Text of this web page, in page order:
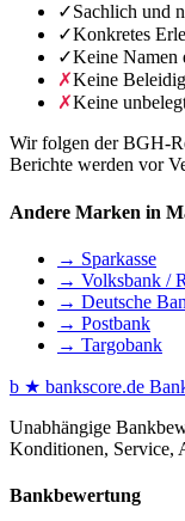
✓Sachlich und
✓Konkretes
✓Keine Namen
✗Keine
✗Keine
Wir folgen der BGH-
Berichte werden vor
Andere Marken in
→ Sparkasse
→ Volksbank /
→ Deutsche
→ Postbank
→ Targobank
b ★ bankscore.de
Unabhängige
Konditionen, Service,
Bankbewertung